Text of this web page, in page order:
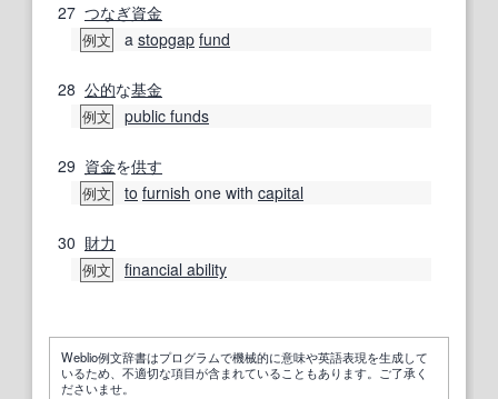
27 つなぎ資金
例文 a stopgap fund
28 公的な基金
例文 public funds
29 資金を供す
例文 to furnish one with capital
30 財力
例文 financial ability
Weblio例文辞書はプログラムで機械的に意味や英語表現を生成して
いるため、不適切な項目が含まれていることもあります。ご了承く
ださいませ。